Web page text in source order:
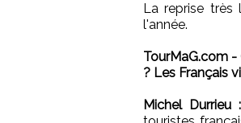
La reprise très
l'année.
TourMaG.com
? Les Français
Michel Durrieu :